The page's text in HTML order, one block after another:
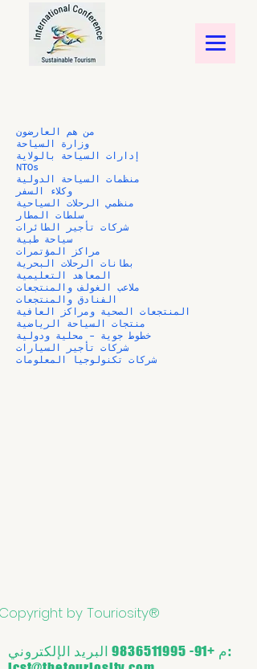
من هم العارضون
وزارة السياحة
إدارات السياحة بالولاية
NTOs
منظمات السياحة الدولية
وكلاء السفر
منظمي الرحلات السياحية
سلطات المطار
شركات تأجير الطائرات
سياحة طبية
مراكز المؤتمرات
بطانات الرحلات البحرية
المعاهد التعليمية
ملاعب الغولف والمنتجعات
الفنادق والمنتجعات
المنتجعات الصحية ومراكز العافية
منتجات السياحة الرياضية
خطوط جوية - محلية ودولية
شركات تأجير السيارات
شركات تكنولوجيا المعلومات
by Touriosity®
م +91- 9836511995
البريد الإلكتروني: